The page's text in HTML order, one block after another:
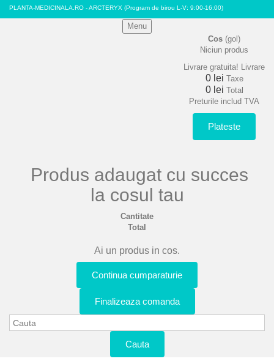
PLANTA-MEDICINALA.RO - ARCTERYX (Program de birou L-V: 9:00-16:00)
Menu
Cos (gol)
Niciun produs
Livrare gratuita! Livrare
0 lei Taxe
0 lei Total
Preturile includ TVA
Plateste
Produs adaugat cu succes
la cosul tau
Cantitate
Total
Ai un produs in cos.
Continua cumparaturie
Finalizeaza comanda
Cauta